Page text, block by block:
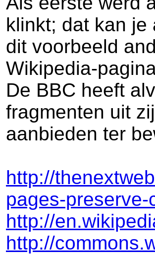
klinkt; dat kan je
dit voorbeeld
Wikipedia-
De BBC heeft
fragmenten uit
aanbieden ter
http://
pages-
http://
http://